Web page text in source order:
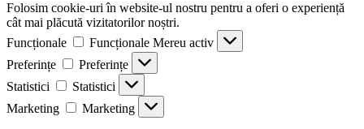
Folosim cookie-uri în website-ul nostru pentru a oferi o experiență
cât mai plăcută vizitatorilor noștri.
Funcționale
Funcționale Mereu activ
Preferințe
Preferințe
Statistici
Statistici
Marketing
Marketing